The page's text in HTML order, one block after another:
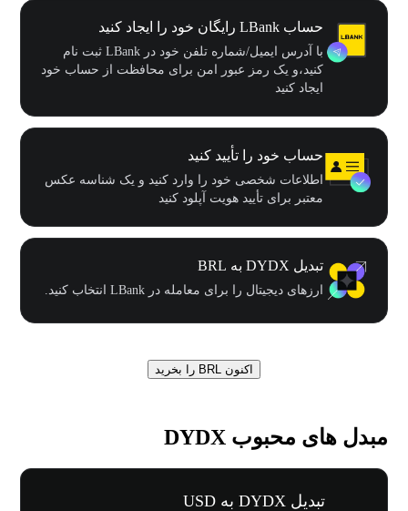
حساب LBank رایگان خود را ایجاد کنید
با آدرس ایمیل/شماره تلفن خود در LBank ثبت نام
کنید،و یک رمز عبور امن برای محافظت از حساب خود
ایجاد کنید
حساب خود را تأیید کنید
اطلاعات شخصی خود را وارد کنید و یک شناسه عکس
معتبر برای تأیید هویت آپلود کنید
تبدیل DYDX به BRL
ارزهای دیجیتال را برای معامله در LBank انتخاب کنید.
اکنون BRL را بخرید
مبدل های محبوب DYDX
تبدیل DYDX به USD